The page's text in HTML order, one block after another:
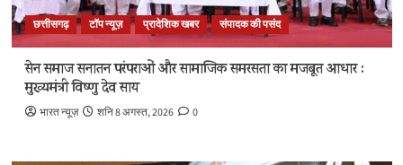
छत्तीसगढ़ टॉप न्यूज़ प्रादेशिक खबर संपादक की पसंद
सेन समाज सनातन परंपराओं और सामाजिक समरसता का मजबूत आधार :
मुख्यमंत्री विष्णु देव साय
भारत न्यूज़ शनि 8 अगस्त, 2026 0